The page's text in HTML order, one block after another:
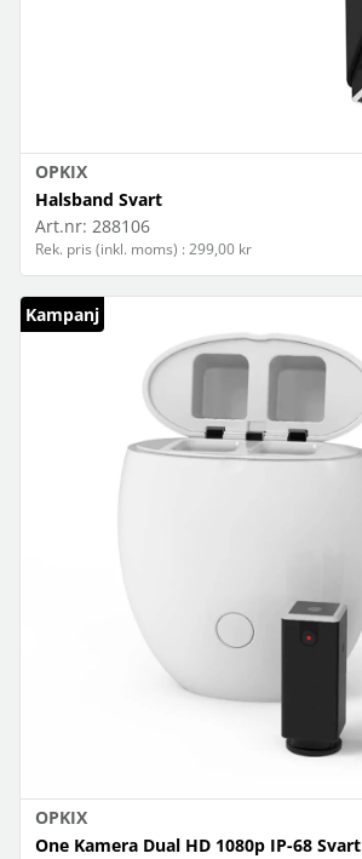
OPKIX
Halsband Svart
Art.nr: 288106
Rek. pris (inkl. moms) : 299,00 kr
Kampanj
OPKIX
One Kamera Dual HD 1080p IP-68 Svart